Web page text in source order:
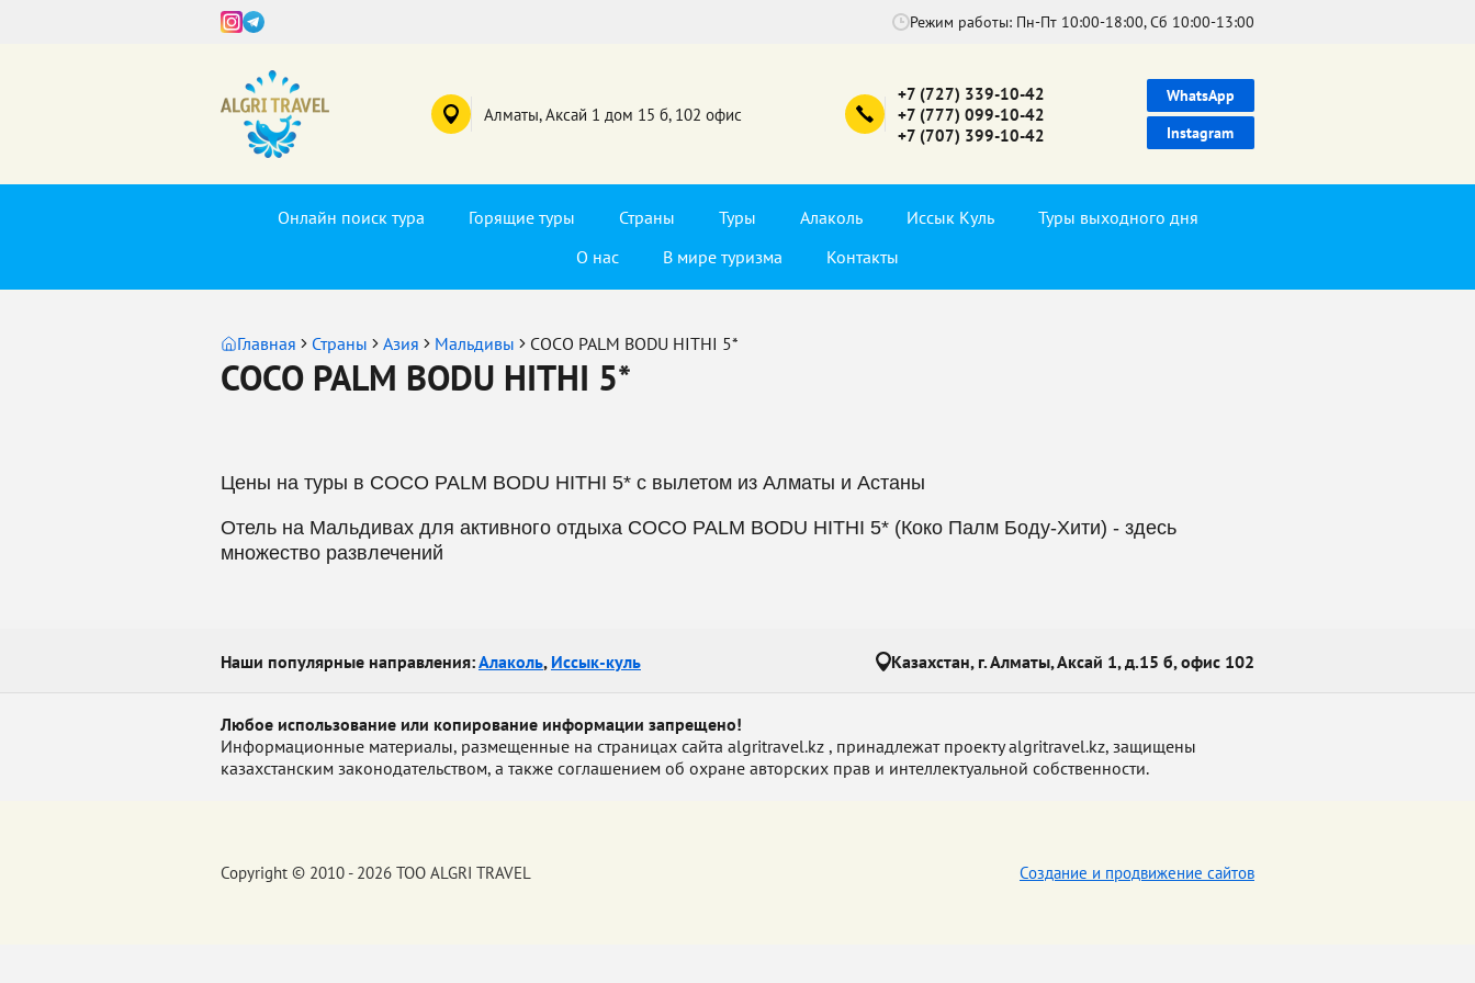
Режим работы: Пн-Пт 10:00-18:00, Сб 10:00-13:00
Алматы, Аксай 1 дом 15 б, 102 офис
+7 (727) 339-10-42
+7 (777) 099-10-42
+7 (707) 399-10-42
WhatsApp
Instagram
Онлайн поиск тура Горящие туры Страны Туры Алаколь Иссык Куль
Туры выходного дня
О нас
В мире туризма Контакты
Главная Страны Азия Мальдивы COCO PALM BODU HITHI 5*
COCO PALM BODU HITHI 5*
Цены на туры в COCO PALM BODU HITHI 5* с вылетом из Алматы и Астаны
Отель на Мальдивах для активного отдыха COCO PALM BODU HITHI 5* (Коко Палм Боду-Хити) - здесь
множество развлечений
Наши популярные направления:Алаколь, Иссык-куль Казахстан, г. Алматы, Аксай 1, д.15 б, офис 102
Любое использование или копирование информации запрещено!
Информационные материалы, размещенные на страницах сайта algritravel.kz , принадлежат проекту algritravel.kz, защищены
казахстанским законодательством, а также соглашением об охране авторских прав и интеллектуальной собственности.
Copyright © 2010 - 2026 ТОО ALGRI TRAVEL Создание и продвижение сайтов